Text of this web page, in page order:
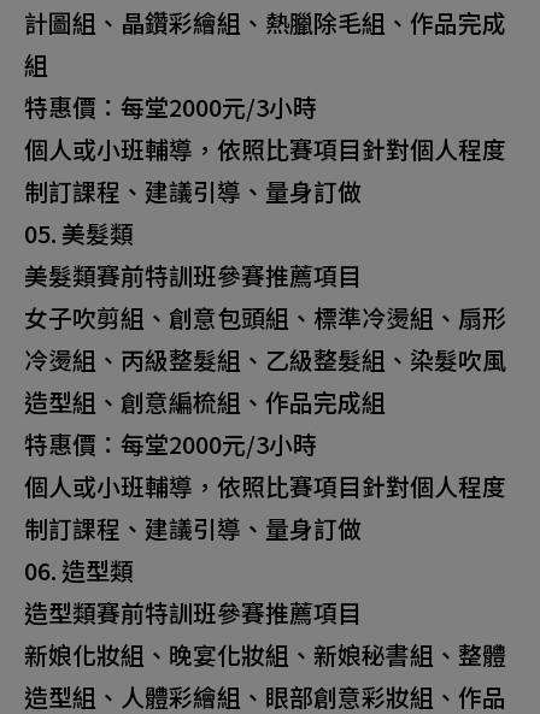
計圖組、晶鑽彩繪組、熱臘除毛組、作品完成
組
特惠價：每堂2000元/3小時
個人或小班輔導，依照比賽項目針對個人程度
制訂課程、建議引導、量身訂做
05. 美髮類
美髮類賽前特訓班參賽推薦項目
女子吹剪組、創意包頭組、標準冷燙組、扇形
冷燙組、丙級整髮組、乙級整髮組、染髮吹風
造型組、創意編梳組、作品完成組
特惠價：每堂2000元/3小時
個人或小班輔導，依照比賽項目針對個人程度
制訂課程、建議引導、量身訂做
06. 造型類
造型類賽前特訓班參賽推薦項目
新娘化妝組、晚宴化妝組、新娘秘書組、整體
造型組、人體彩繪組、眼部創意彩妝組、作品